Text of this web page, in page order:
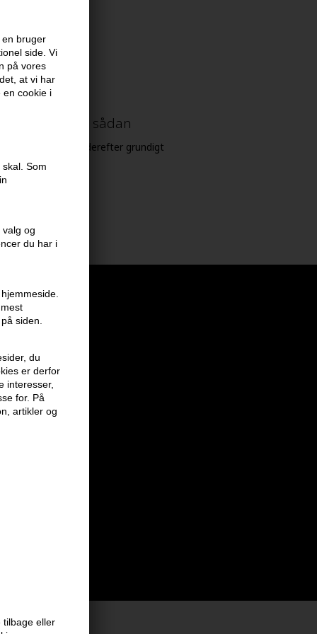
bruger
side. Vi
på vores
at vi har
en cookie i
Som
og
du har i
siden.
du
er derfor
interesser,
for. På
artikler og
tilbage eller
shampoo sådan
1-2 minutter, skyl derefter grundigt